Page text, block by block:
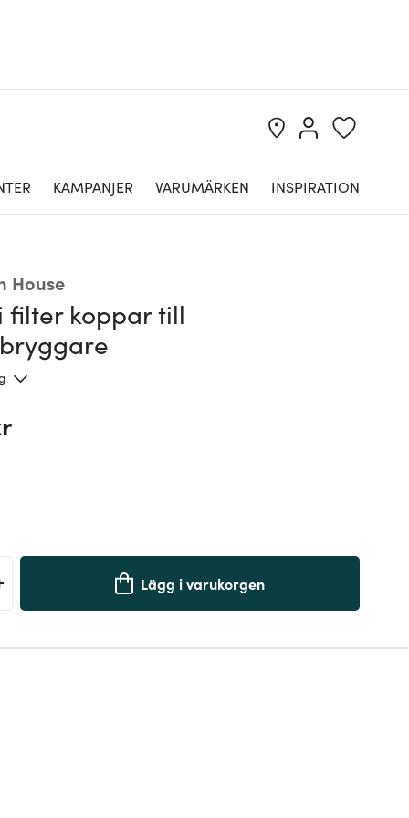
KAMPANJER VARUMÄRKEN INSPIRATION
House
filter koppar till
Lägg i varukorgen